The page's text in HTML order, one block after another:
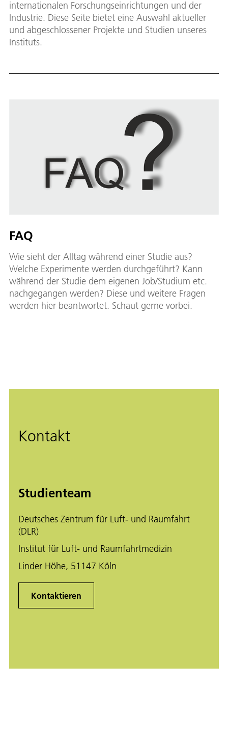
internationalen Forschungseinrichtungen und der
Industrie. Diese Seite bietet eine Auswahl aktueller
und abgeschlossener Projekte und Studien unseres
Instituts.
FAQ
Wie sieht der Alltag während einer Studie aus?
Welche Experimente werden durchgeführt? Kann
während der Studie dem eigenen Job/Studium etc.
nachgegangen werden? Diese und weitere Fragen
werden hier beantwortet. Schaut gerne vorbei.
Kontakt
Studienteam
Deutsches Zentrum für Luft- und Raumfahrt
(DLR)
Institut für Luft- und Raumfahrtmedizin
Linder Höhe, 51147 Köln
Kontaktieren